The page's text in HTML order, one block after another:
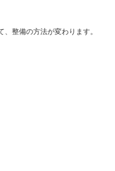
整備の方法が変わります。